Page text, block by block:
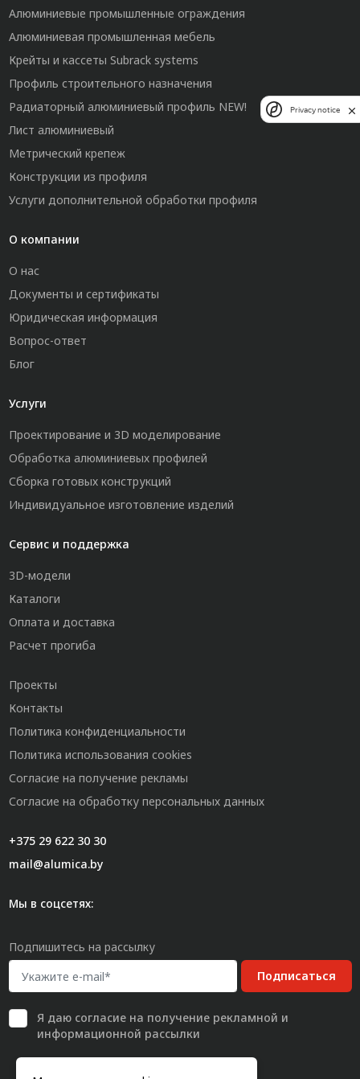
Алюминиевые промышленные ограждения
Алюминиевая промышленная мебель
Крейты и кассеты Subrack systems
Профиль строительного назначения
Радиаторный алюминиевый профиль NEW!
Лист алюминиевый
Метрический крепеж
Конструкции из профиля
Услуги дополнительной обработки профиля
О компании
О нас
Документы и сертификаты
Юридическая информация
Вопрос-ответ
Блог
Услуги
Проектирование и 3D моделирование
Обработка алюминиевых профилей
Сборка готовых конструкций
Индивидуальное изготовление изделий
Сервис и поддержка
3D-модели
Каталоги
Оплата и доставка
Расчет прогиба
Проекты
Контакты
Политика конфиденциальности
Политика использования cookies
Согласие на получение рекламы
Согласие на обработку персональных данных
+375 29 622 30 30
mail@alumica.by
Мы в соцсетях:
Подпишитесь на рассылку
Подписаться
Я даю согласиена получение рекламной и
информационной рассылки
Privacy notice